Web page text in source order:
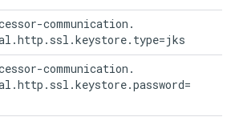
communication.
communication.